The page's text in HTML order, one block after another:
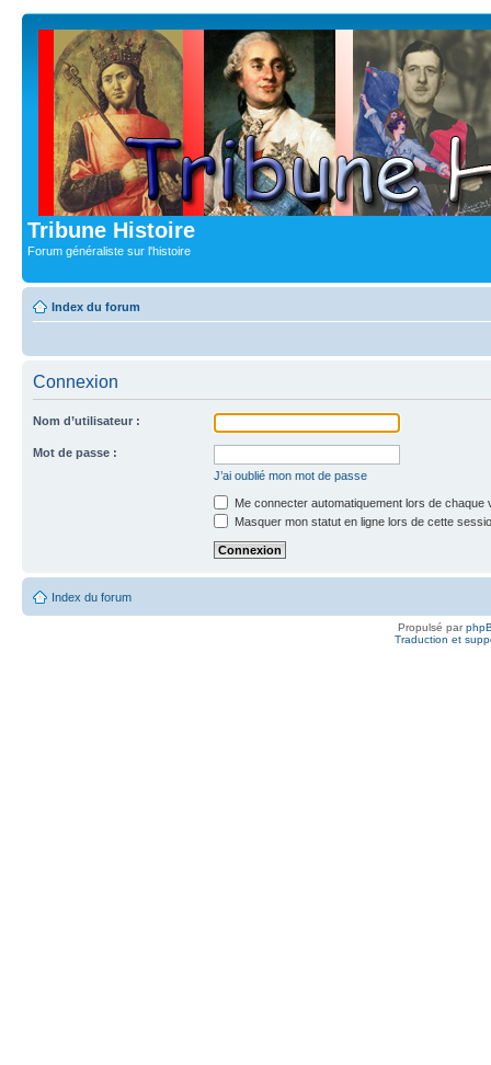
Tribune Histoire
Forum généraliste sur l'histoire
Index du forum
Connexion
Nom d’utilisateur :
Mot de passe :
J’ai oublié mon mot de passe
Me connecter automatiquement lors de chaque
Masquer mon statut en ligne lors de cette
Index du forum
Propulsé par
Traduction et